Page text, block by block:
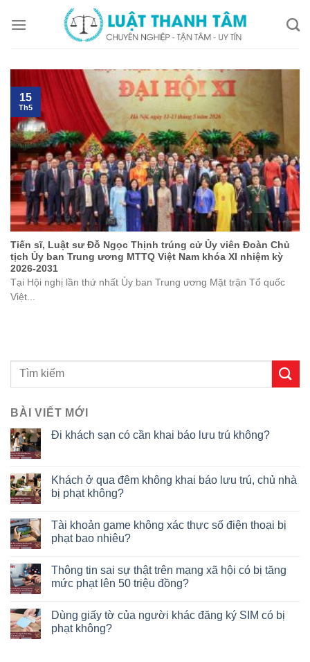
Tiến sĩ, Luật sư Đỗ Ngọc Thịnh trúng cử Ủy viên Đoàn Chủ
tịch Ủy ban Trung ương MTTQ Việt Nam khóa XI nhiệm kỳ
2026-2031
Tại Hội nghị lần thứ nhất Ủy ban Trung ương Mặt trận Tổ quốc
Việt...
15
Th5
BÀI VIẾT MỚI
Đi khách sạn có cần khai báo lưu trú không?
Khách ở qua đêm không khai báo lưu trú, chủ nhà
bị phạt không?
Tài khoản game không xác thực số điện thoại bị
phạt bao nhiêu?
Thông tin sai sự thật trên mạng xã hội có bị tăng
mức phạt lên 50 triệu đồng?
Dùng giấy tờ của người khác đăng ký SIM có bị
phạt không?